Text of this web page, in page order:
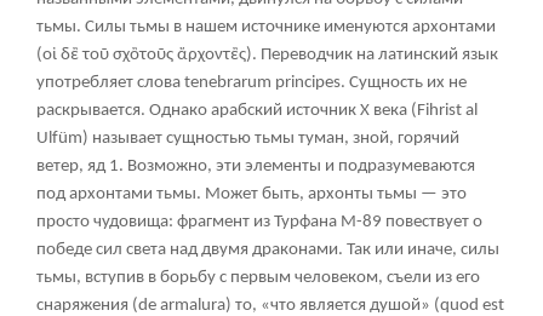
тьмы. Силы тьмы в нашем источнике именуются архонтами
(οἰ δἒ τοῦ σχὂτοῦς ἄρχοντἒς). Переводчик на латинский язык
употребляет слова tenebrarum principes. Сущность их не
раскрывается. Однако арабский источник X века (Fihrist al
Ulfüm) называет сущностью тьмы туман, зной, горячий
ветер, яд 1. Возможно, эти элементы и подразумеваются
под архонтами тьмы. Может быть, архонты тьмы — это
просто чудовища: фрагмент из Турфана М-89 повествует о
победе сил света над двумя драконами. Так или иначе, силы
тьмы, вступив в борьбу с первым человеком, съели из его
снаряжения (de armalura) то, «что является душой» (quod est